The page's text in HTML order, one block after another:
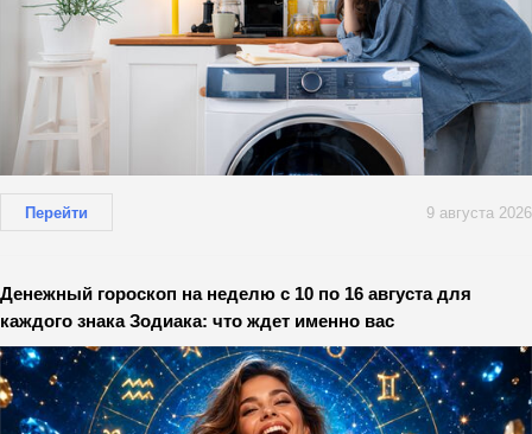
Перейти 9 августа 2026
Денежный гороскоп на неделю с 10 по 16 августа для
каждого знака Зодиака: что ждет именно вас